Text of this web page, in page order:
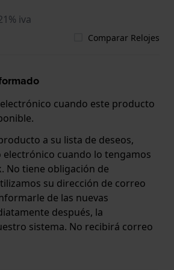
iva
Comparar Relojes
cuando este producto
a su lista de deseos,
cuando lo tengamos
No tiene obligación de
su dirección de correo
de las nuevas
después, la
sistema. No recibirá correo